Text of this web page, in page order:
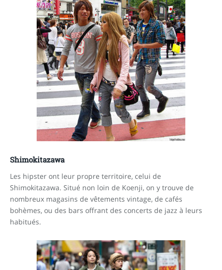
Shimokitazawa
Les hipster ont leur propre territoire, celui de
Shimokitazawa. Situé non loin de Koenji, on y trouve de
nombreux magasins de vêtements vintage, de cafés
bohèmes, ou des bars offrant des concerts de jazz à leurs
habitués.